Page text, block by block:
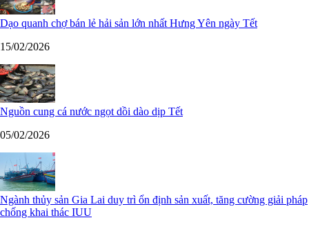
Dạo quanh chợ bán lẻ hải sản lớn nhất Hưng Yên ngày Tết
15/02/2026
Nguồn cung cá nước ngọt dồi dào dịp Tết
05/02/2026
Ngành thủy sản Gia Lai duy trì ổn định sản xuất, tăng cường giải pháp
chống khai thác IUU